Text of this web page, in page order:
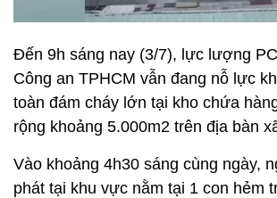
Đến 9h sáng nay (3/7), lực lượng
Công an TPHCM vẫn đang nỗ lực
toàn đám cháy lớn tại kho chứa
rộng khoảng 5.000m2 trên địa bàn
Vào khoảng 4h30 sáng cùng ngày,
phát tại khu vực nằm tại 1 con hẻm